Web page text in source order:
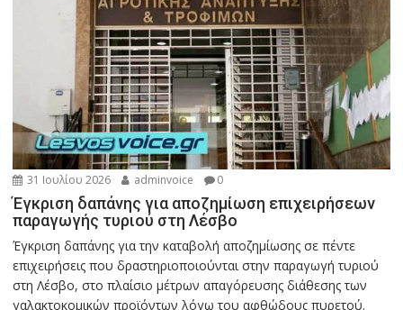
31 Ιουλίου 2026 adminvoice 0
Έγκριση δαπάνης για αποζημίωση επιχειρήσεων
παραγωγής τυριού στη Λέσβο
Έγκριση δαπάνης για την καταβολή αποζημίωσης σε πέντε
επιχειρήσεις που δραστηριοποιούνται στην παραγωγή τυριού
στη Λέσβο, στο πλαίσιο μέτρων απαγόρευσης διάθεσης των
γαλακτοκομικών προϊόντων λόγω του αφθώδους πυρετού.